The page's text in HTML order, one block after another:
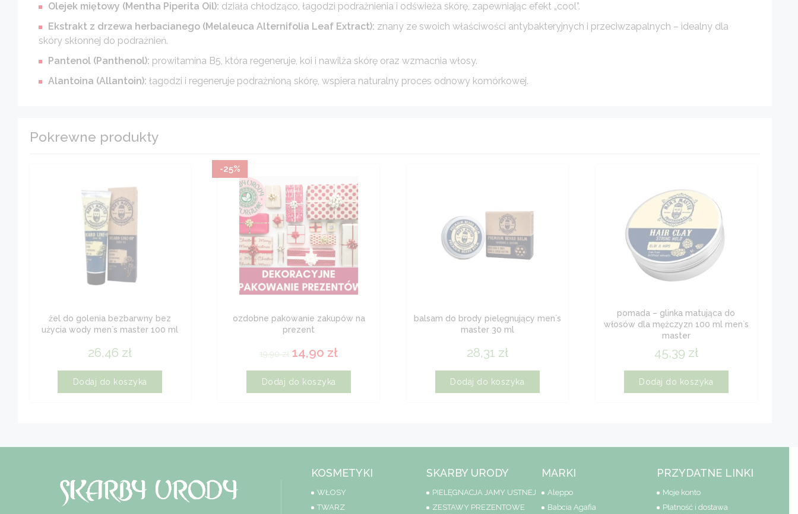
Olejek miętowy (Mentha Piperita Oil): działa chłodząco, łagodzi podrażnienia i odświeża skórę, zapewniając efekt „cool”.
Ekstrakt z drzewa herbacianego (Melaleuca Alternifolia Leaf Extract): znany ze swoich właściwości antybakteryjnych i przeciwzapalnych – idealny dla
skóry skłonnej do podrażnień.
Pantenol (Panthenol): prowitamina B5, która regeneruje, koi i nawilża skórę oraz wzmacnia włosy.
Alantoina (Allantoin): łagodzi i regeneruje podrażnioną skórę, wspiera naturalny proces odnowy komórkowej.
Pokrewne produkty
żel do golenia bezbarwny bez
użycia wody men`s master 100 ml
26,46 zł
Dodaj do koszyka
-25%
ozdobne pakowanie zakupów na
prezent
19,90zł 14,90 zł
Dodaj do koszyka
balsam do brody pielęgnujący men`s
master 30 ml
28,31 zł
Dodaj do koszyka
pomada – glinka matująca do
włosów dla mężczyzn 100 ml men`s
master
45,39 zł
Dodaj do koszyka
KOSMETYKI
WŁOSY
TWARZ
SKARBY URODY
PIELĘGNACJA JAMY USTNEJ
ZESTAWY PREZENTOWE
MARKI
Aleppo
Babcia Agafia
PRZYDATNE LINKI
Moje konto
Płatność i dostawa